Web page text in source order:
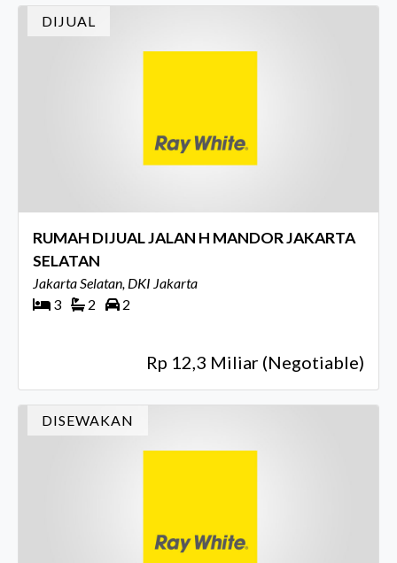
DIJUAL
RUMAH DIJUAL JALAN H MANDOR JAKARTA
SELATAN
Jakarta Selatan, DKI Jakarta
3
2 2
Rp 12,3 Miliar (Negotiable)
DISEWAKAN